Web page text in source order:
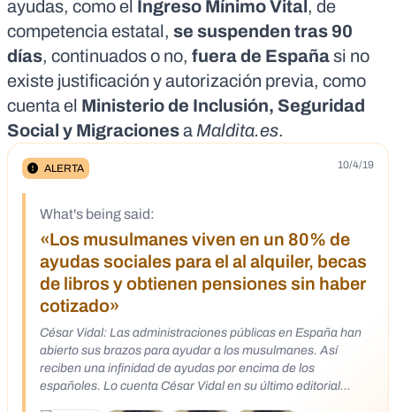
ayudas, como el Ingreso Mínimo Vital, de
competencia estatal, se suspenden tras 90
días, continuados o no, fuera de Españasi no
existe justificación y autorización previa, como
cuenta el Ministerio de Inclusión, Seguridad
Social y Migracionesa Maldita.es.
ALERTA 10/4/19
What's being said:
«Los musulmanes viven en un 80% de
ayudas sociales para el al alquiler, becas
de libros y obtienen pensiones sin haber
cotizado»
César Vidal: Las administraciones públicas en España han
abierto sus brazos para ayudar a los musulmanes. Así
reciben una infinidad de ayudas por encima de los
españoles. Lo cuenta César Vidal en su último editorial